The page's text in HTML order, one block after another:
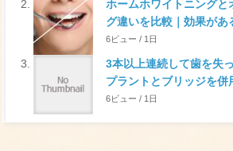
ホームホワイトニングと
グ違いを比較｜効果があ
6ビュー / 1日
3本以上連続して歯を失
プラントとブリッジを併
6ビュー / 1日